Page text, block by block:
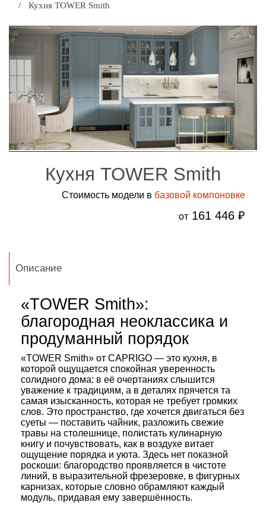
+
КАТАЛОГ МЕБЕЛИ ДЛЯ ВАННОЙ КОМНАТЫ
+
САНТЕХНИКА
ДОСТАВКА И ВОЗВРАТ
КОНТАКТЫ
РАСПРОДАЖА
Кухня TOWER Smith
Кухня TOWER Smith
Стоимость модели в базовой компоновке
от 161 446 ₽
Описание
«TOWER Smith»:
благородная неоклассика и
продуманный порядок
«TOWER Smith» от CAPRIGO — это кухня, в
которой ощущается спокойная уверенность
солидного дома: в её очертаниях слышится
уважение к традициям, а в деталях прячется та
самая изысканность, которая не требует громких
слов. Это пространство, где хочется двигаться без
суеты — поставить чайник, разложить свежие
травы на столешнице, полистать кулинарную
книгу и почувствовать, как в воздухе витает
ощущение порядка и уюта. Здесь нет показной
роскоши: благородство проявляется в чистоте
линий, в выразительной фрезеровке, в фигурных
карнизах, которые словно обрамляют каждый
модуль, придавая ему завершённость.